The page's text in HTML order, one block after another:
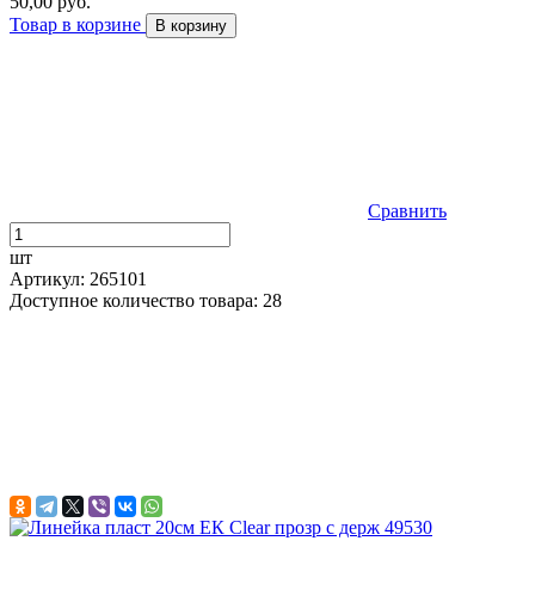
Товар в корзине
В корзину
Сравнить
шт
Артикул: 265101
Доступное количество товара: 28